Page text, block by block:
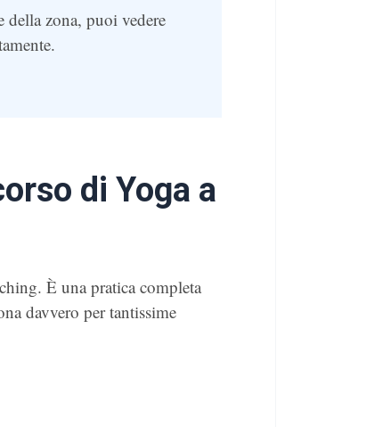
della zona, puoi vedere
di Yoga a
È una pratica completa
davvero per tantissime